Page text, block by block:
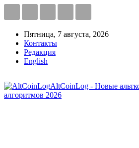
Пятница, 7 августа, 2026
Контакты
Редакция
English
AltCoinLog - Новые
алгоритмов 2026